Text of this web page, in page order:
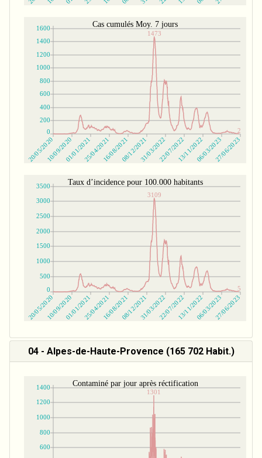
04 - Alpes-de-Haute-Provence (165 702 Habit.)